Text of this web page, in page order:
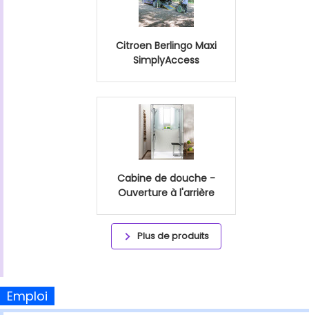
Citroen Berlingo Maxi
SimplyAccess
Cabine de douche -
Ouverture à l'arrière
Plus de produits
Emploi